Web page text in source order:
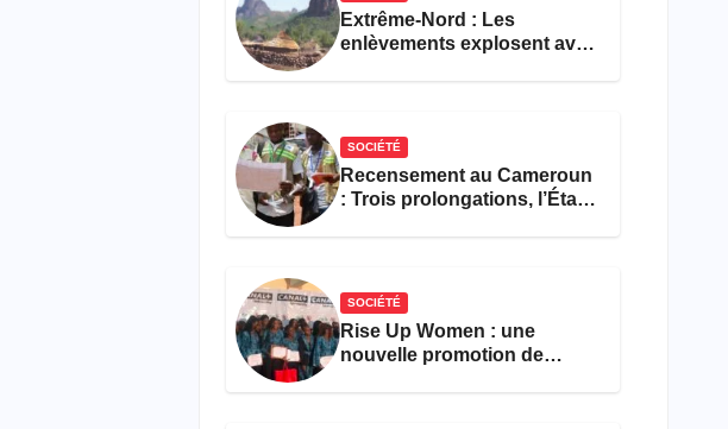
Extrême-Nord : Les
enlèvements explosent avec
SOCIÉTÉ
Recensement au Cameroun
: Trois prolongations, l’État
SOCIÉTÉ
Rise Up Women : une
nouvelle promotion de